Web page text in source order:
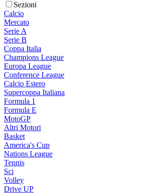
Sezioni
Calcio
Mercato
Serie A
Serie B
Coppa Italia
Champions League
Europa League
Conference League
Calcio Estero
Supercoppa Italiana
Formula 1
Formula E
MotoGP
Altri Motori
Basket
America's Cup
Nations League
Tennis
Sci
Volley
Drive UP